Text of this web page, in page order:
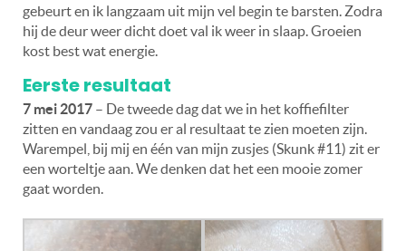
gebeurt en ik langzaam uit mijn vel begin te barsten. Zodra
hij de deur weer dicht doet val ik weer in slaap. Groeien
kost best wat energie.
Eerste resultaat
7 mei 2017 – De tweede dag dat we in het koffiefilter
zitten en vandaag zou er al resultaat te zien moeten zijn.
Warempel, bij mij en één van mijn zusjes (Skunk #11) zit er
een worteltje aan. We denken dat het een mooie zomer
gaat worden.